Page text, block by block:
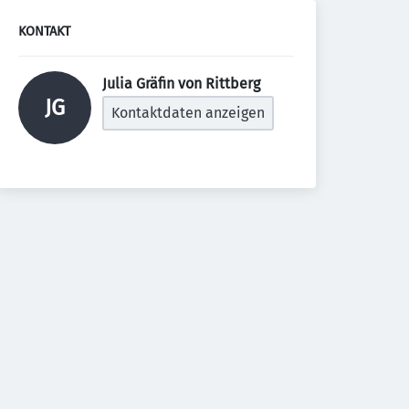
KONTAKT
JG
Julia Gräfin von Rittberg
Kontaktdaten anzeigen